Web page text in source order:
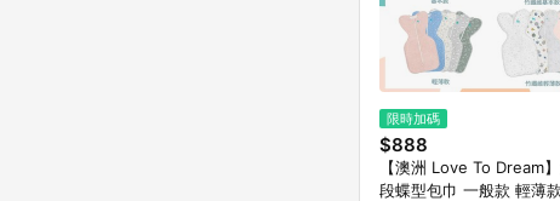
限時加碼
$888
【澳洲 Love To Dream
段蝶型包巾 一般款 輕薄